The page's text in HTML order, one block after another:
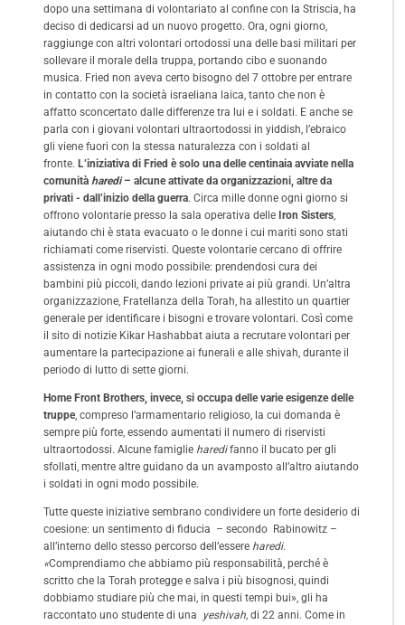
dopo una settimana di volontariato al confine con la Striscia, ha
deciso di dedicarsi ad un nuovo progetto. Ora, ogni giorno,
raggiunge con altri volontari ortodossi una delle basi militari per
sollevare il morale della truppa, portando cibo e suonando
musica. Fried non aveva certo bisogno del 7 ottobre per entrare
in contatto con la società israeliana laica, tanto che non è
affatto sconcertato dalle differenze tra lui e i soldati. E anche se
parla con i giovani volontari ultraortodossi in yiddish, l’ebraico
gli viene fuori con la stessa naturalezza con i soldati al
fronte. L’iniziativa di Fried è solo una delle centinaia avviate nella
comunità haredi– alcune attivate da organizzazioni, altre da
privati ​​- dall’inizio della guerra. Circa mille donne ogni giorno si
offrono volontarie presso la sala operativa delle Iron Sisters,
aiutando chi è stata evacuato o le donne i cui mariti sono stati
richiamati come riservisti. Queste volontarie cercano di offrire
assistenza in ogni modo possibile: prendendosi cura dei
bambini più piccoli, dando lezioni private ai più grandi. Un’altra
organizzazione, Fratellanza della Torah, ha allestito un quartier
generale per identificare i bisogni e trovare volontari. Così come
il sito di notizie Kikar Hashabbat aiuta a recrutare volontari per
aumentare la partecipazione ai funerali e alle shivah, durante il
periodo di lutto di sette giorni.
Home Front Brothers, invece, si occupa delle varie esigenze delle
truppe, compreso l’armamentario religioso, la cui domanda è
sempre più forte, essendo aumentati il numero di riservisti
ultraortodossi. Alcune famiglie haredifanno il bucato per gli
sfollati, mentre altre guidano da un avamposto all’altro aiutando
i soldati in ogni modo possibile.
Tutte queste iniziative sembrano condividere un forte desiderio di
coesione: un sentimento di fiducia – secondo Rabinowitz –
all’interno dello stesso percorso dell’essere haredi.
«Comprendiamo che abbiamo più responsabilità, perché è
scritto che la Torah protegge e salva i più bisognosi, quindi
dobbiamo studiare più che mai, in questi tempi bui», gli ha
raccontato uno studente di una yeshivah, di 22 anni. Come in